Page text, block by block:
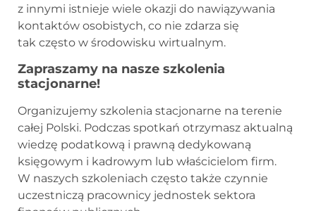
z innymi istnieje wiele okazji do nawiązywania
kontaktów osobistych, co nie zdarza się
tak często w środowisku wirtualnym.
Zapraszamy na nasze szkolenia
stacjonarne!
Organizujemy szkolenia stacjonarne na terenie
całej Polski. Podczas spotkań otrzymasz aktualną
wiedzę podatkową i prawną dedykowaną
księgowym i kadrowym lub właścicielom firm.
W naszych szkoleniach często także czynnie
uczestniczą pracownicy jednostek sektora